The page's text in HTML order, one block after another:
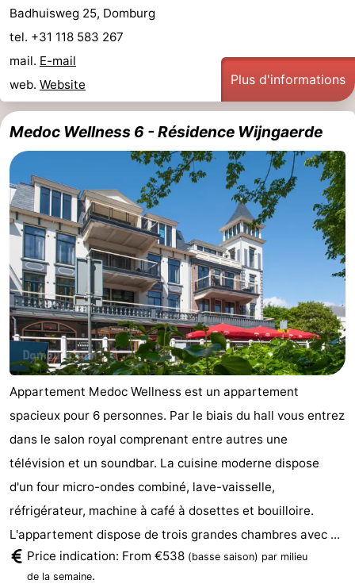
du
vélo
Randonnée
Équitation
-
Manèges
Terrains
de
golf
-
Peche
Sportive
-
Equitation
Conduite
de
l'anneau
Boire
et
manger
Événements
Pratiques
Forum
Route
-
Médicales
Région
Zeeland
Schouwen-
Badhuisweg 25, Domburg
tel. +31 118 583 267
mail. E-mail
web. Website Plus d'informations
Medoc Wellness 6 - Résidence Wijngaerde
Appartement Medoc Wellness est un appartement
spacieux pour 6 personnes. Par le biais du hall vous entrez
dans le salon royal comprenant entre autres une
télévision et un soundbar. La cuisine moderne dispose
d'un four micro-ondes combiné, lave-vaisselle,
réfrigérateur, machine à café à dosettes et bouilloire.
L'appartement dispose de trois grandes chambres avec ...
Price indication: From €538 (basse saison) par milieu
de la semaine.